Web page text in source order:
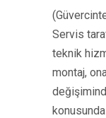
Servis
teknik
montaj,